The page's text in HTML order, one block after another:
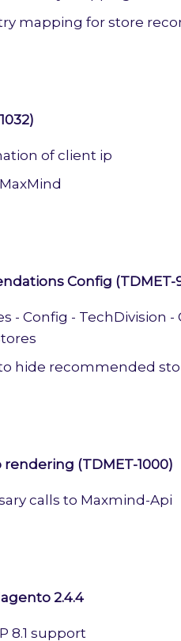
mapping for store
of client ip
Config (TDMET-
- Config - TechDivision
hide recommended
(TDMET-1000)
calls to Maxmind-Api
2.4.4
8.1 support